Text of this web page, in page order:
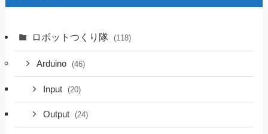
ロボットつくり隊 (118)
Arduino (46)
Input (20)
Output (24)